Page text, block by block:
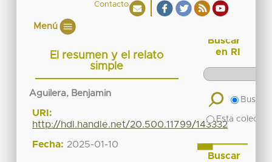
Contacto
Menú
El resumen y el relato
simple
Aguilera, Benjamin
URI:
http://hdl.handle.net/20.500.11799/143332
Fecha: 2025-01-10
Buscar
en RI
Buscar
Esta
Buscar